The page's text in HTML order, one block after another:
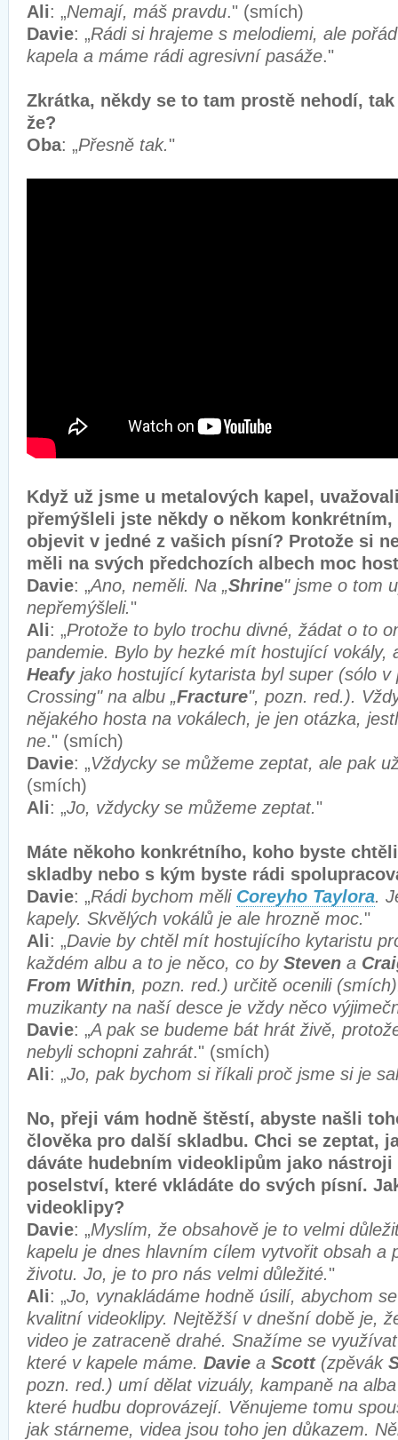
Ali: „Nemají, máš pravdu." (smích)
Davie: „Rádi si hrajeme s melodiemi, ale
kapela a máme rádi agresivní pasáže."
Zkrátka, někdy se to tam prostě nehodí,
že?
Oba: „Přesně tak."
Když už jsme u metalových kapel,
přemýšleli jste někdy o někom
objevit v jedné z vašich písní? Protože si
měli na svých předchozích albech moc
Davie: „Ano, neměli. Na „Shrine" jsme o tom
nepřemýšleli."
Ali: „Protože to bylo trochu divné, žádat o to
pandemie. Bylo by hezké mít hostující vokály,
Heafyjako hostující kytarista byl super (sólo v
Crossing" na albu „Fracture", pozn. red.).
nějakého hosta na vokálech, je jen otázka,
ne." (smích)
Davie: „Vždycky se můžeme zeptat, ale pak
(smích)
Ali: „Jo, vždycky se můžeme zeptat."
Máte někoho konkrétního, koho byste
skladby nebo s kým byste rádi
Davie: „Rádi bychom měli Coreyho Taylora.
kapely. Skvělých vokálů je ale hrozně moc."
Ali: „Davie by chtěl mít hostujícího kytaristu
každém albu a to je něco, co by Steven a
From Within, pozn. red.) určitě ocenili
muzikanty na naší desce je vždy něco
Davie: „A pak se budeme bát hrát živě,
nebyli schopni zahrát." (smích)
Ali: „Jo, pak bychom si říkali proč jsme si je
No, přeji vám hodně štěstí, abyste našli
člověka pro další skladbu. Chci se zeptat,
dáváte hudebním videoklipům jako
poselství, které vkládáte do svých písní.
videoklipy?
Davie: „Myslím, že obsahově je to velmi
kapelu je dnes hlavním cílem vytvořit obsah a
životu. Jo, je to pro nás velmi důležité."
Ali: „Jo, vynakládáme hodně úsilí, abychom
kvalitní videoklipy. Nejtěžší v dnešní době je,
video je zatraceně drahé. Snažíme se
které v kapele máme. Davie a Scott (zpěvák
pozn. red.) umí dělat vizuály, kampaně na
které hudbu doprovázejí. Věnujeme tomu
jak stárneme, videa jsou toho jen důkazem.